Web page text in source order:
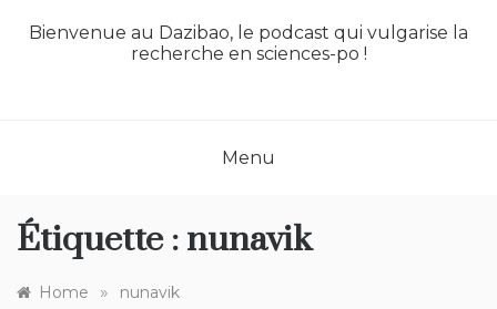
Bienvenue au Dazibao, le podcast qui vulgarise la
recherche en sciences-po !
Menu
Étiquette : nunavik
Home » nunavik